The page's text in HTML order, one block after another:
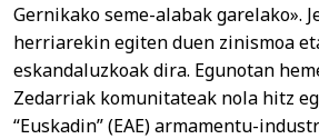
Gernikako seme-alabak garelako».
herriarekin egiten duen zinismoa
eskandaluzkoak dira. Egunotan
Zedarriak komunitateak nola hitz
“Euskadin” (EAE) armamentu-